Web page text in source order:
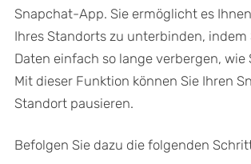
Snapchat-App. Sie ermöglicht es
Ihres Standorts zu unterbinden, indem
Daten einfach so lange verbergen, wie
Mit dieser Funktion können Sie Ihren
Standort pausieren.
Befolgen Sie dazu die folgenden